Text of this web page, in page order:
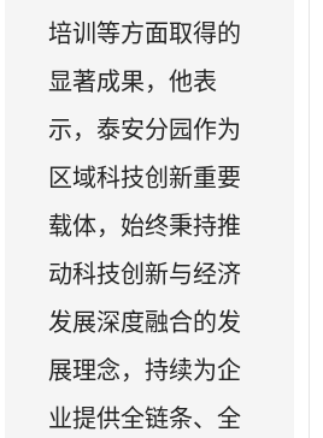
培训等方面取得的
显著成果，他表
示，泰安分园作为
区域科技创新重要
载体，始终秉持推
动科技创新与经济
发展深度融合的发
展理念，持续为企
业提供全链条、全